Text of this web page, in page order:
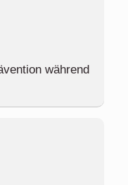
während